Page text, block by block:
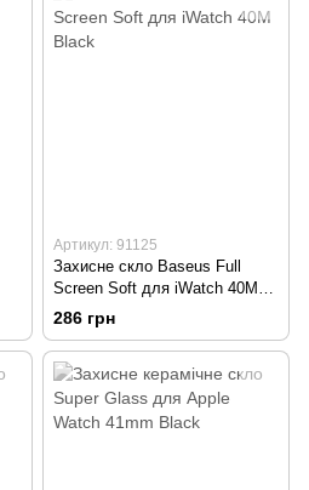
Артикул: 91125
Захисне скло Baseus Full
Screen Soft для iWatch 40M
Black
286 грн